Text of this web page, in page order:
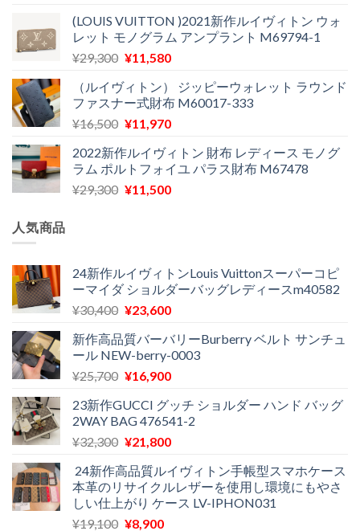
価
格
は
で
し
た。
の
価
格
¥12,900
で
す。
(LOUIS VUITTON )2021新作ルイヴィトン ウォ
レット モノグラム アンプラント M69794-1
¥29,300 元
価
格
は
で
し
た。
¥11,580現
の
価
格
¥11,580
で
す。
（ルイヴィトン） ジッピーウォレット ラウンド
ファスナー式財布 M60017-333
¥16,500 元
価
格
は
¥11,970現
の
価
格
2022新作ルイヴィトン 財布 レディース モノグ
ラム ポルトフォイユ パラス財布 M67478
¥29,300 元
¥29,300
で
し
¥11,500現
は
¥11,500
で
人気商品
24新作ルイヴィトンLouis Vuittonスーパーコピ
ーマイダ ショルダーバッグレディースm40582
¥30,400 元
価
格
は
で
し
た。
¥23,600現
の
価
格
¥23,600
で
す。
新作高品質バーバリーBurberry ベルト サンチュ
ール NEW-berry-0003
¥25,700 元
価
格
は
で
し
た。
¥16,900現
の
価
格
¥16,900
で
す。
23新作GUCCI グッチ ショルダー ハンド バッグ
2WAY BAG 476541-2
¥32,300 元
価
格
は
¥32,300
¥21,800現
の
価
格
24新作高品質ルイヴィトン手帳型スマホケース
本革のリサイクルレザーを使用し環境にもやさ
しい仕上がり ケース LV-IPHON031
¥19,100 元
¥8,900現